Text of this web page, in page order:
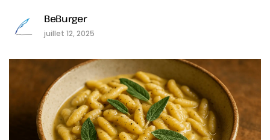
BeBurger
juillet 12, 2025